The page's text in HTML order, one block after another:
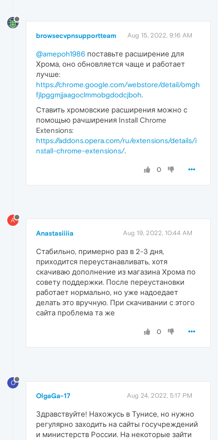
browsecvpnsupportteam Aug 15, 2022, 9:16 AM
@amepoh1986 поставьте расширение для
Хрома, оно обновляется чаще и работает
лучше:
https://chrome.google.com/webstore/detail/omgh
fjlpggmjjaagoclmmobgdodcjboh.
Ставить хромовские расширения можно с
помощью рачширения Install Chrome
Extensions:
https://addons.opera.com/ru/extensions/details/i
nstall-chrome-extensions/.
0
A
Anastasiiiia Aug 19, 2022, 10:44 AM
Стабильно, примерно раз в 2-3 дня,
приходится переустанавливать, хотя
скачиваю дополнение из магазина Хрома по
совету поддержки. После переустановки
работает нормально, но уже надоедает
делать это вручную. При скачивании с этого
сайта проблема та же
0
O
OlgaGa-17 Aug 24, 2022, 5:17 PM
Здравствуйте! Нахожусь в Тунисе, но нужно
регулярно заходить на сайты госучреждений
и министерств России. На некоторые зайти